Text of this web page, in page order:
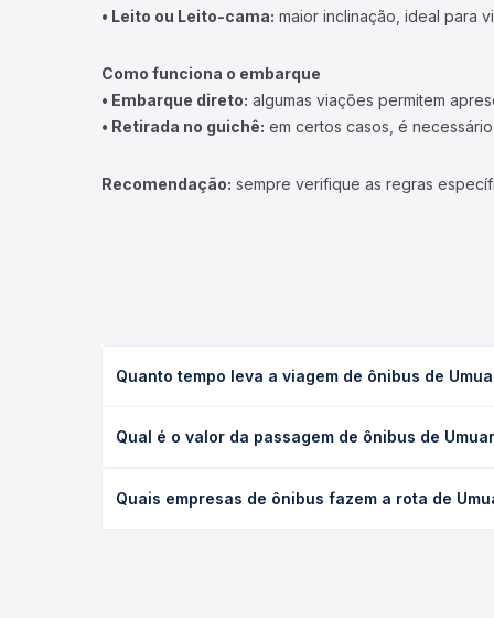
• Leito ou Leito-cama: maior inclinação, ideal para
Como funciona o embarque
• Embarque direto: algumas viações permitem
• Retirada no guichê: em certos casos, é
Recomendação: sempre verifique as regras
Quanto tempo leva a viagem de ônibus de
(convencional, executivo ou leito) e as condições
Qual é o valor da passagem de ônibus de
tipo de poltrona e a antecedência da compra. Na
Quais empresas de ônibus fazem a rota de